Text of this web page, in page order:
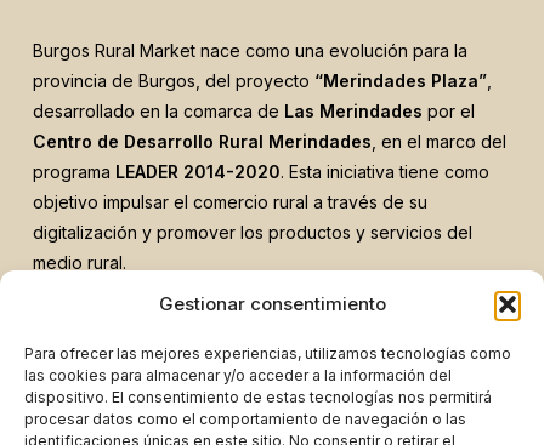
Gestionar consentimiento
Para ofrecer las mejores experiencias, utilizamos tecnologías como
las cookies para almacenar y/o acceder a la información del
dispositivo. El consentimiento de estas tecnologías nos permitirá
procesar datos como el comportamiento de navegación o las
identificaciones únicas en este sitio. No consentir o retirar el
Burgos Rural Market nace como una evolución para la
provincia de Burgos, del proyecto “Merindades Plaza”,
desarrollado en la comarca de Las Merindades por el
Centro de Desarrollo Rural Merindades , en el marco del
programa LEADER 2014-2020. Esta iniciativa tiene como
objetivo impulsar el comercio rural a través de su
digitalización y promover los productos y servicios del
medio rural.
El proyecto ha sido financiado gracias al apoyo de: